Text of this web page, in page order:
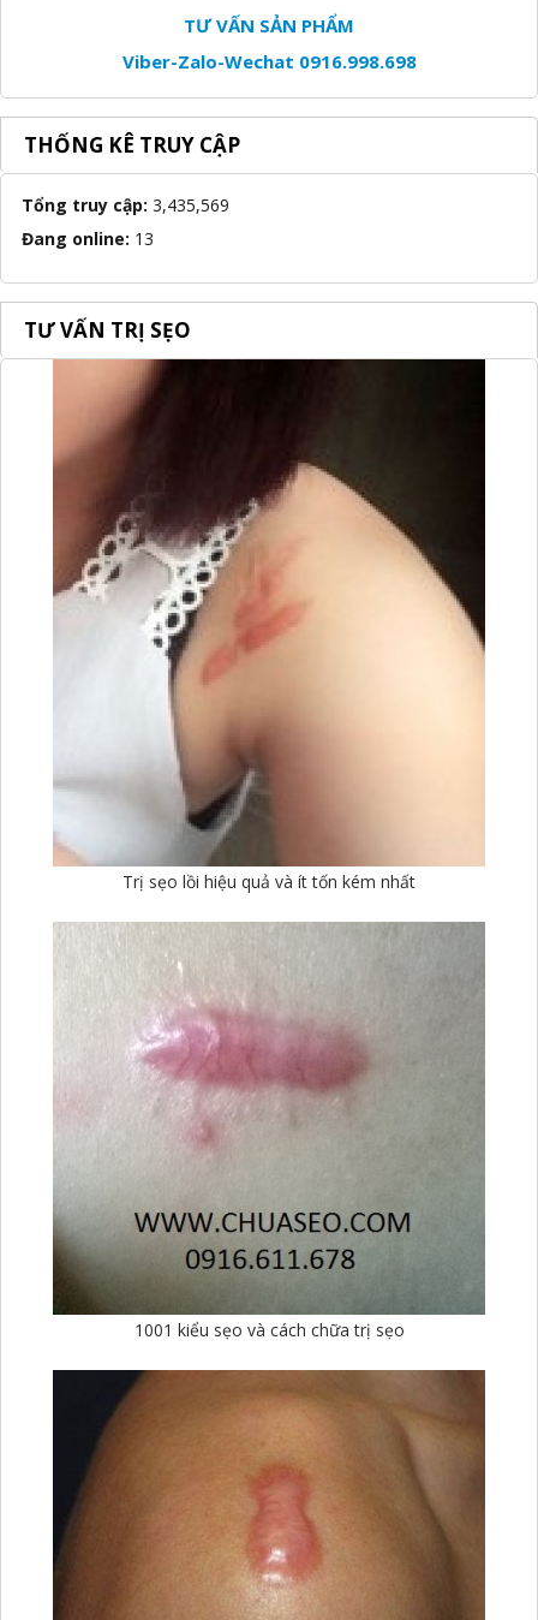
TƯ VẤN SẢN PHẨM
Viber-Zalo-Wechat 0916.998.698
THỐNG KÊ TRUY CẬP
Tổng truy cập: 3,435,569
Đang online: 13
TƯ VẤN TRỊ SẸO
Trị sẹo lồi hiệu quả và ít tốn kém nhất
1001 kiểu sẹo và cách chữa trị sẹo